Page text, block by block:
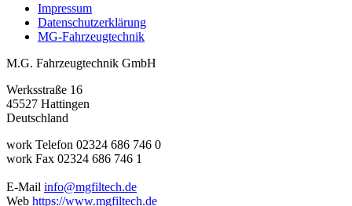
Impressum
Datenschutzerklärung
MG-Fahrzeugtechnik
M.G. Fahrzeugtechnik GmbH
Werksstraße 16
45527 Hattingen
Deutschland
work Telefon 02324 686 746 0
work Fax 02324 686 746 1
E-Mail info@mgfiltech.de
Web https://www.mgfiltech.de